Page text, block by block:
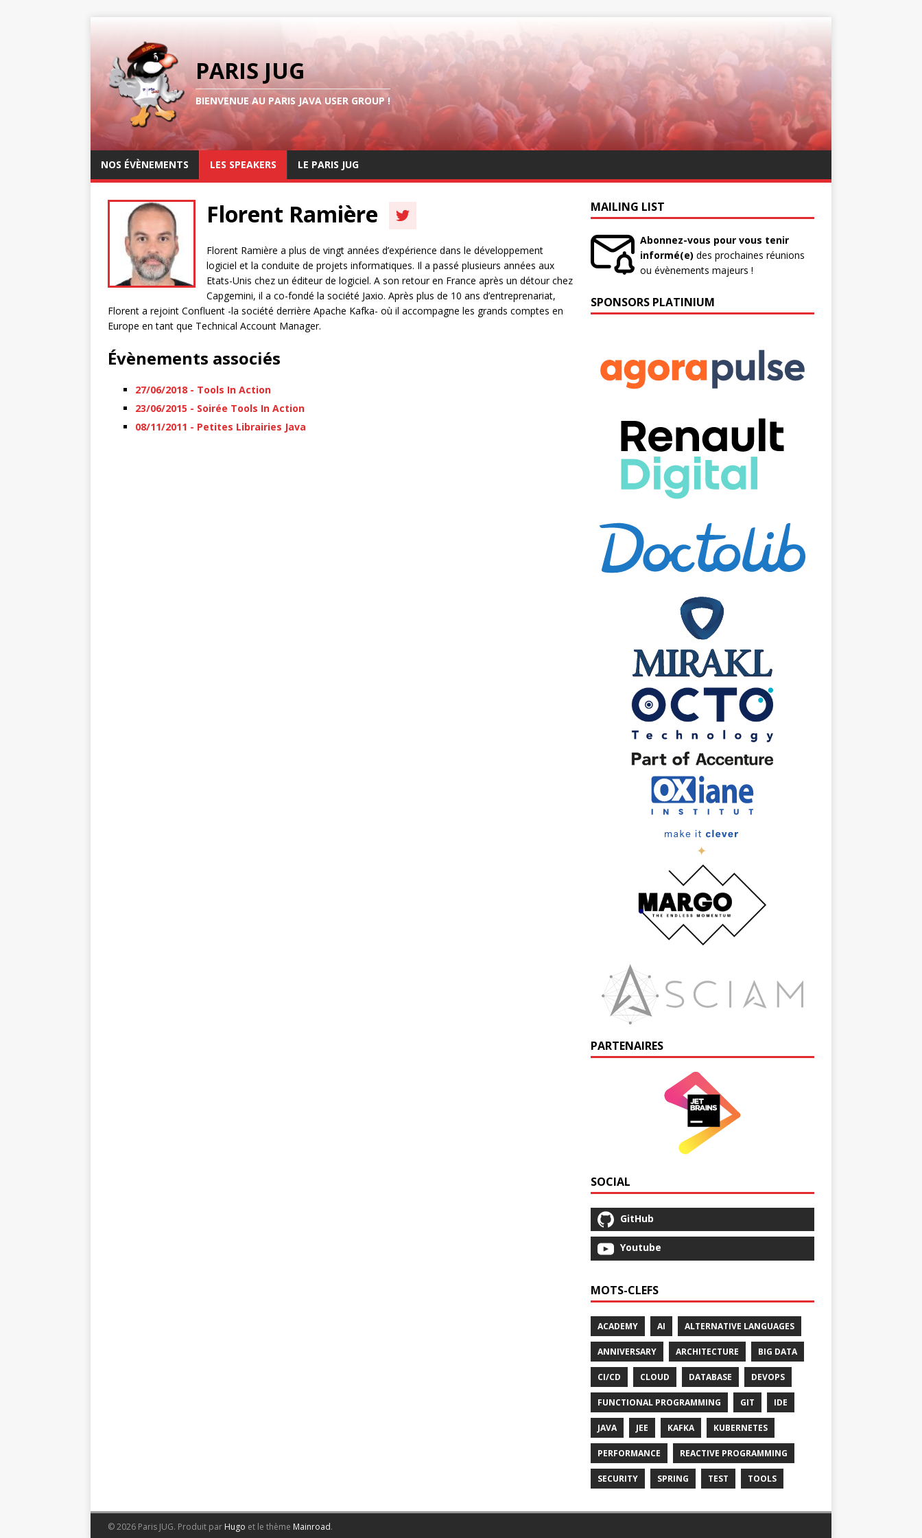
PARIS JUG
BIENVENUE AU PARIS JAVA USER GROUP !
NOS ÉVÈNEMENTS LES SPEAKERS LE PARIS JUG
Florent Ramière
Florent Ramière a plus de vingt années d’expérience dans le développement
logiciel et la conduite de projets informatiques. Il a passé plusieurs années aux
Etats-Unis chez un éditeur de logiciel. A son retour en France après un détour chez
Capgemini, il a co-fondé la société Jaxio. Après plus de 10 ans d’entreprenariat,
Florent a rejoint Confluent -la société derrière Apache Kafka- où il accompagne les grands comptes en
Europe en tant que Technical Account Manager.
Évènements associés
27/06/2018 - Tools In Action
23/06/2015 - Soirée Tools In Action
08/11/2011 - Petites Librairies Java
MAILING LIST
Abonnez-vous pour vous tenir
informé(e) des prochaines réunions
ou évènements majeurs !
SPONSORS PLATINIUM
PARTENAIRES
SOCIAL
GitHub
Youtube
MOTS-CLEFS
ACADEMY AI ALTERNATIVE LANGUAGES
ANNIVERSARY ARCHITECTURE BIG DATA
CI/CD CLOUD DATABASE DEVOPS
FUNCTIONAL PROGRAMMING GIT IDE
JAVA JEE KAFKA KUBERNETES
PERFORMANCE REACTIVE PROGRAMMING
SECURITY SPRING TEST TOOLS
© 2026 Paris JUG. Produit par Hugo et le thème Mainroad.